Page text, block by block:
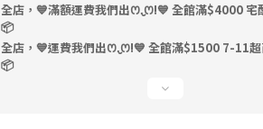
全店，💙滿額運費我們出ꯁ.̮ꯁ!💙 全館滿$4000 宅
📦
全店，💙運費我們出ꯁ.̮ꯁ!💙 全館滿$1500 7-11超
📦